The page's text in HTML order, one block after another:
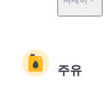
주유